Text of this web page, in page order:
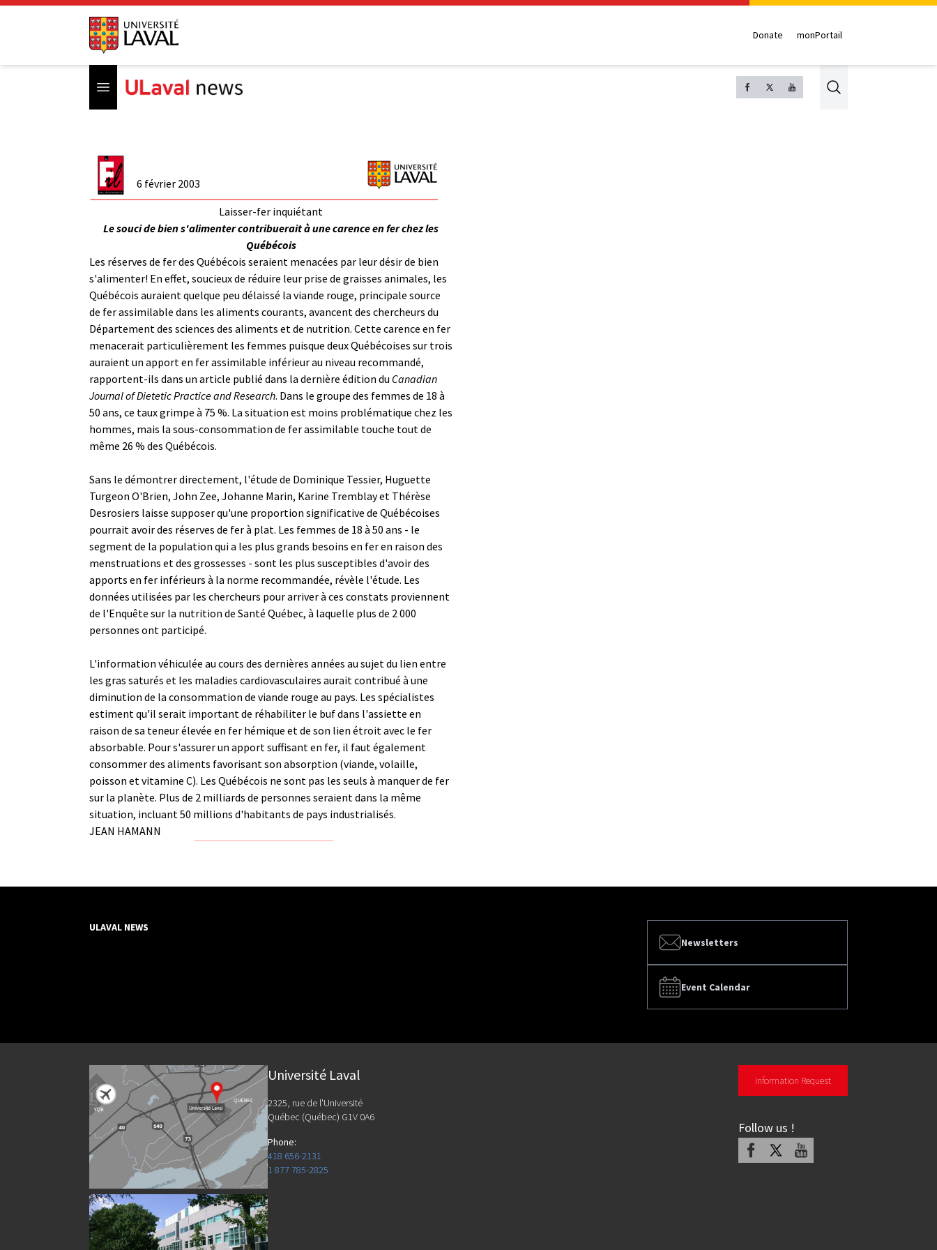
Donate monPortail
Open menu Search
6 février 2003
Laisser-fer inquiétant
Le souci de bien s'alimenter contribuerait à une carence en fer chez les
Québécois
Les réserves de fer des Québécois seraient menacées par leur désir de bien
s'alimenter! En effet, soucieux de réduire leur prise de graisses animales, les
Québécois auraient quelque peu délaissé la viande rouge, principale source
de fer assimilable dans les aliments courants, avancent des chercheurs du
Département des sciences des aliments et de nutrition. Cette carence en fer
menacerait particulièrement les femmes puisque deux Québécoises sur trois
auraient un apport en fer assimilable inférieur au niveau recommandé,
rapportent-ils dans un article publié dans la dernière édition du Canadian
Journal of Dietetic Practice and Research. Dans le groupe des femmes de 18 à
50 ans, ce taux grimpe à 75 %. La situation est moins problématique chez les
hommes, mais la sous-consommation de fer assimilable touche tout de
même 26 % des Québécois.
Sans le démontrer directement, l'étude de Dominique Tessier, Huguette
Turgeon O'Brien, John Zee, Johanne Marin, Karine Tremblay et Thérèse
Desrosiers laisse supposer qu'une proportion significative de Québécoises
pourrait avoir des réserves de fer à plat. Les femmes de 18 à 50 ans - le
segment de la population qui a les plus grands besoins en fer en raison des
menstruations et des grossesses - sont les plus susceptibles d'avoir des
apports en fer inférieurs à la norme recommandée, révèle l'étude. Les
données utilisées par les chercheurs pour arriver à ces constats proviennent
de l'Enquête sur la nutrition de Santé Québec, à laquelle plus de 2 000
personnes ont participé.
L'information véhiculée au cours des dernières années au sujet du lien entre
les gras saturés et les maladies cardiovasculaires aurait contribué à une
diminution de la consommation de viande rouge au pays. Les spécialistes
estiment qu'il serait important de réhabiliter le buf dans l'assiette en
raison de sa teneur élevée en fer hémique et de son lien étroit avec le fer
absorbable. Pour s'assurer un apport suffisant en fer, il faut également
consommer des aliments favorisant son absorption (viande, volaille,
poisson et vitamine C). Les Québécois ne sont pas les seuls à manquer de fer
sur la planète. Plus de 2 milliards de personnes seraient dans la même
situation, incluant 50 millions d'habitants de pays industrialisés.
JEAN HAMANN
Newsletters
Event Calendar
ULAVAL NEWS
Université Laval
2325, rue de l'Université
Québec (Québec) G1V 0A6
Phone:
418 656-2131
1 877 785-2825
Information Request
Follow us !
Facebook Youtube